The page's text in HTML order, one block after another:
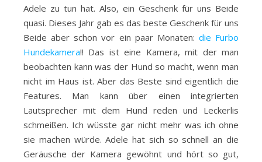
Adele zu tun hat. Also, ein Geschenk für uns Beide
quasi. Dieses Jahr gab es das beste Geschenk für uns
Beide aber schon vor ein paar Monaten: die Furbo
Hundekamera!! Das ist eine Kamera, mit der man
beobachten kann was der Hund so macht, wenn man
nicht im Haus ist. Aber das Beste sind eigentlich die
Features. Man kann über einen integrierten
Lautsprecher mit dem Hund reden und Leckerlis
schmeißen. Ich wüsste gar nicht mehr was ich ohne
sie machen würde. Adele hat sich so schnell an die
Geräusche der Kamera gewöhnt und hört so gut,